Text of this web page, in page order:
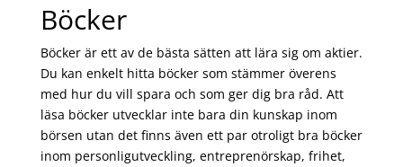
Böcker
Böcker är ett av de bästa sätten att lära sig om aktier.
Du kan enkelt hitta böcker som stämmer överens
med hur du vill spara och som ger dig bra råd. Att
läsa böcker utvecklar inte bara din kunskap inom
börsen utan det finns även ett par otroligt bra böcker
inom personligutveckling, entreprenörskap, frihet,